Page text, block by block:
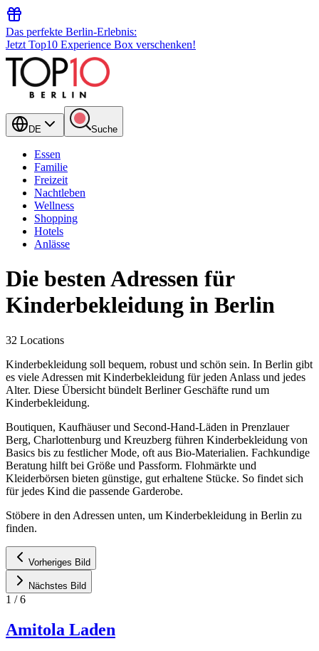
Das perfekte Berlin-Erlebnis:
Jetzt Top10 Experience Box verschenken!
DE Suche
Essen
Familie
Freizeit
Nachtleben
Wellness
Shopping
Hotels
Anlässe
Die besten Adressen für
Kinderbekleidung in Berlin
32 Locations
Kinderbekleidung soll bequem, robust und schön sein. In Berlin gibt
es viele Adressen mit Kinderbekleidung für jeden Anlass und jedes
Alter. Diese Übersicht bündelt Berliner Geschäfte rund um
Kinderbekleidung.
Boutiquen, Kaufhäuser und Second-Hand-Läden in Prenzlauer
Berg, Charlottenburg und Kreuzberg führen Kinderbekleidung von
Basics bis zu festlicher Mode, oft aus Bio-Materialien. Fachkundige
Beratung hilft bei Größe und Passform. Flohmärkte und
Kleiderbörsen bieten günstige, gut erhaltene Stücke. So findet sich
für jedes Kind die passende Garderobe.
Stöbere in den Adressen unten, um Kinderbekleidung in Berlin zu
finden.
Vorheriges Bild
Nächstes Bild
1 /6
Amitola Laden